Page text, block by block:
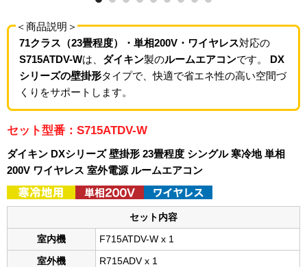
＜商品説明＞
71クラス（23畳程度）・単相200V・ワイヤレス対応の
S715ATDV-Wは、 ダイキン製のルームエアコンです。 DX
シリーズの壁掛形タイプで、快適で省エネ性の高い空間づ
くりをサポートします。
セット型番：S715ATDV-W
ダイキン DXシリーズ 壁掛形 23畳程度 シングル 寒冷地 単相
200V ワイヤレス 室外電源 ルームエアコン
セット内容
室内機 F715ATDV-W x 1
室外機 R715ADV x 1